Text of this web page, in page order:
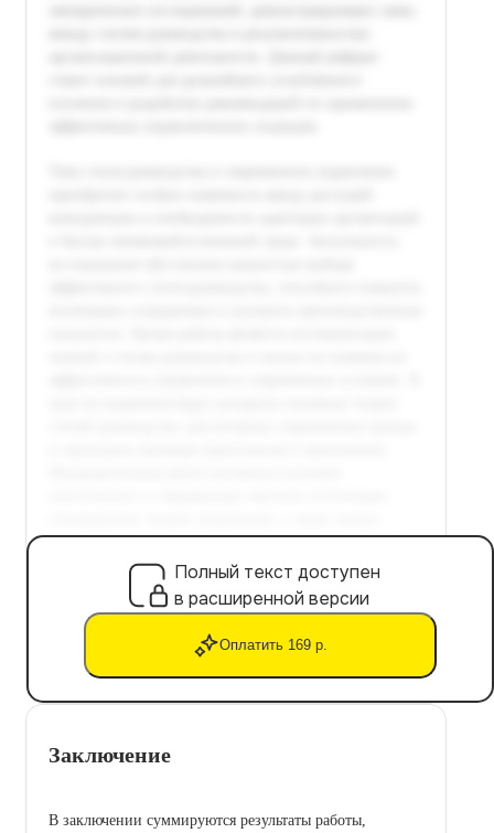
Полный текст доступен
в расширенной версии
Оплатить 169 р.
Заключение
В заключении суммируются результаты работы,